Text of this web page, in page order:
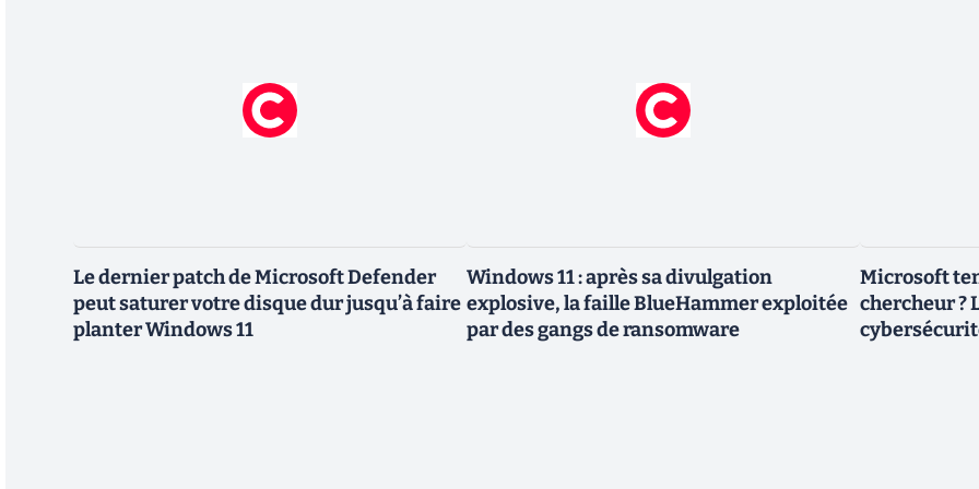
Le dernier patch de Microsoft Defender
peut saturer votre disque dur jusqu’à faire
planter Windows 11
Windows 11 : après sa divulgation
explosive, la faille BlueHammer exploitée
par des gangs de ransomware
Microsoft
chercheur ?